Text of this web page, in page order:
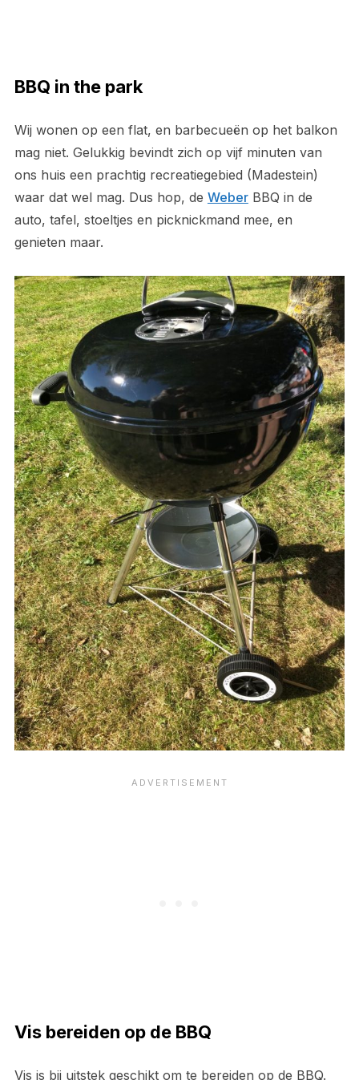
BBQ in the park
Wij wonen op een flat, en barbecueën op het balkon
mag niet. Gelukkig bevindt zich op vijf minuten van
ons huis een prachtig recreatiegebied (Madestein)
waar dat wel mag. Dus hop, de WeberBBQ in de
auto, tafel, stoeltjes en picknickmand mee, en
genieten maar.
Vis bereiden op de BBQ
Vis is bij uitstek geschikt om te bereiden op de BBQ.